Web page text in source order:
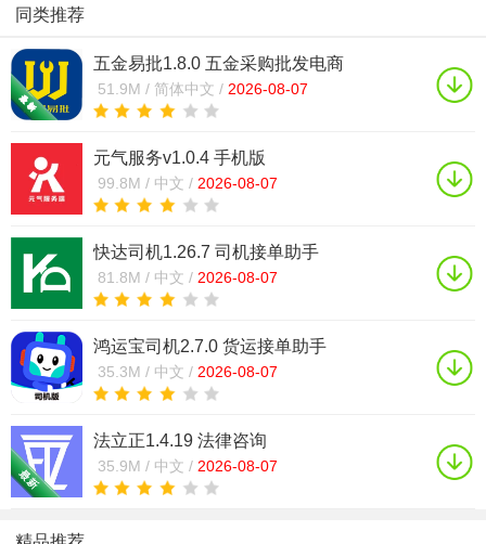
同类推荐
五金易批1.8.0 五金采购批发电商
51.9M / 简体中文 / 2026-08-07
元气服务v1.0.4 手机版
99.8M / 中文 / 2026-08-07
快达司机1.26.7 司机接单助手
81.8M / 中文 / 2026-08-07
鸿运宝司机2.7.0 货运接单助手
35.3M / 中文 / 2026-08-07
法立正1.4.19 法律咨询
35.9M / 中文 / 2026-08-07